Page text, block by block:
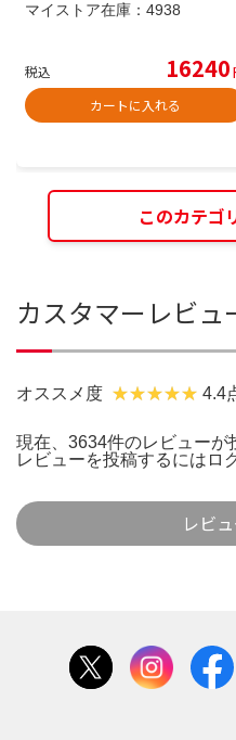
マイストア在庫： 4938
税込 16240
カートに入れる
このカテゴ
カスタマーレビュ
オススメ度 4.4
現在、3634件のレビューが
レビューを投稿するには ロ
レビ